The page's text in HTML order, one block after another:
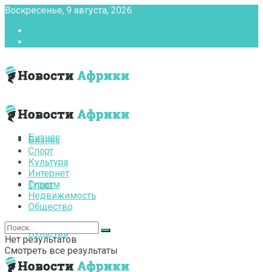
Воскресенье, 9 августа, 2026
Бизнес
Спорт
Культура
Бизнес
Спорт
Культура
Интернет
Туризм
Недвижимость
Общество
Нет результатов
Смотреть все результаты